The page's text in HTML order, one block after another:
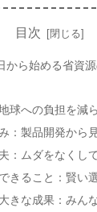
目次
から始める省資
球への負担を減
：製品開発から
：ムダをなくし
きること：賢い
きな成果：みん